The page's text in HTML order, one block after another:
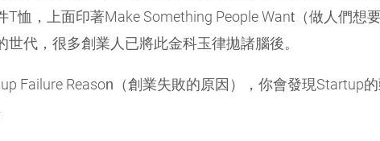
恤，上面印著Make Something People Want（做人們想
代，很多創業人已將此金科玉律拋諸腦後。
Failure Reason（創業失敗的原因），你會發現Startup